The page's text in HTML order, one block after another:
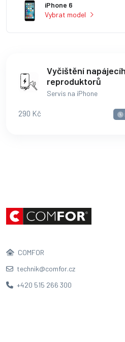
iPhone 6
Vybrat model
Vyčištění
reproduktorů
Servis na iPhone
290 Kč
COMFOR
technik@comfor.cz
+420 515 266 300